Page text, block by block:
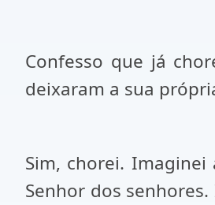
Confesso que já
deixaram a sua
Sim, chorei.
Senhor dos